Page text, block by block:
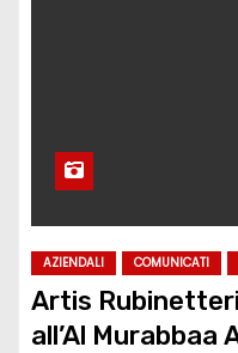
AZIENDALI COMUNICATI
Artis
all’Al